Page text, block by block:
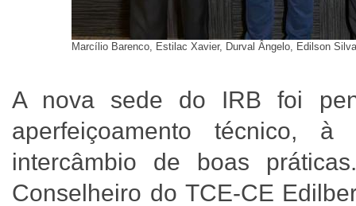
Marcílio Barenco, Estilac Xavier, Durval Ângelo, Edilson
A nova sede do IRB foi
aperfeiçoamento técnico,
intercâmbio de boas
Conselheiro do TCE-CE